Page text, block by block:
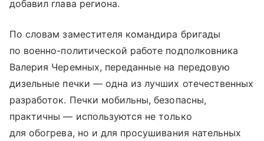
добавил глава региона.
По словам заместителя командира бригады
по военно-политической работе подполковника
Валерия Черемных, переданные на передовую
дизельные печки — одна из лучших отечественных
разработок. Печки мобильны, безопасны,
практичны — используются не только
для обогрева, но и для просушивания нательных